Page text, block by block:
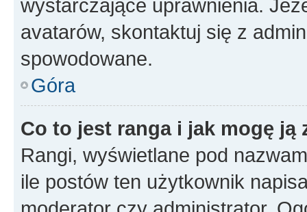
wystarczające uprawnienia.
avatarów, skontaktuj się z
spowodowane.
Góra
Co to jest ranga i jak mogę ją
Rangi, wyświetlane pod
ile postów ten użytkownik